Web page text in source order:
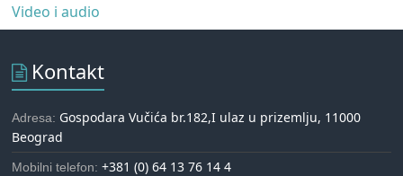
Video i audio
Kontakt
Adresa: Gospodara Vučića br.182,I ulaz u prizemlju, 11000
Beograd
Mobilni telefon:+381 (0) 64 13 76 14 4